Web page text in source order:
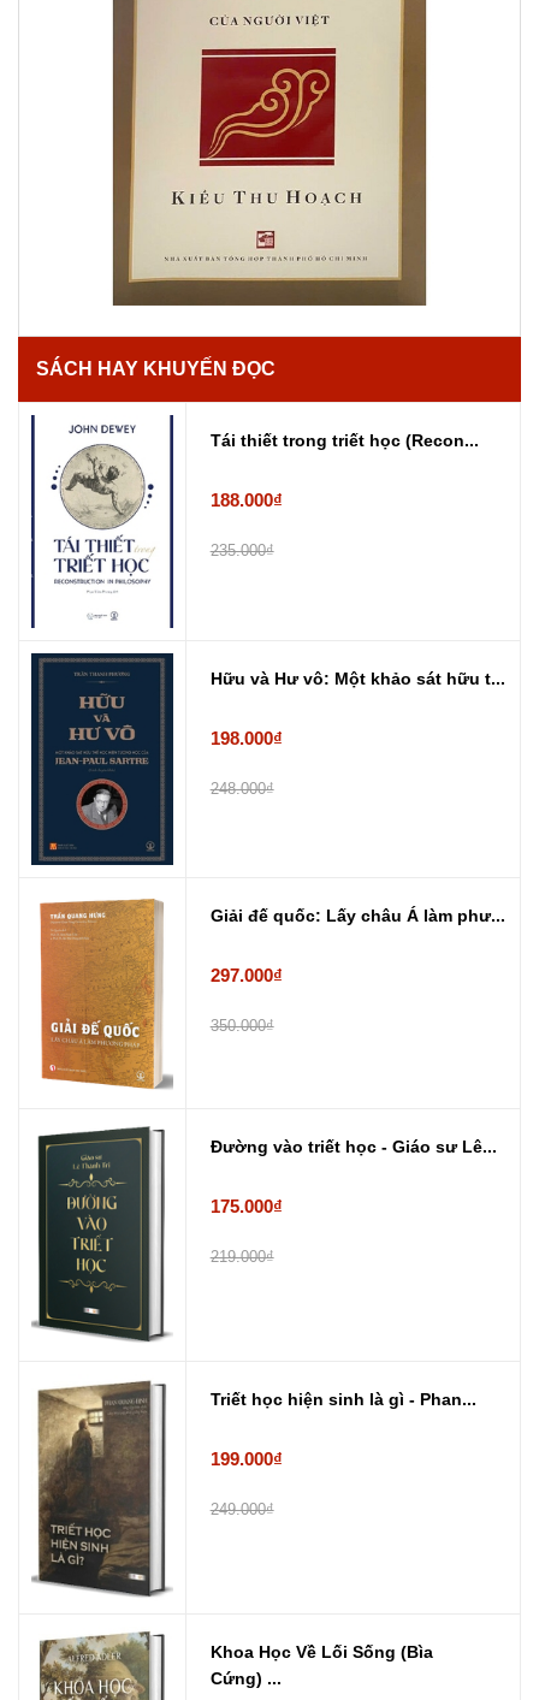
SÁCH HAY KHUYẾN ĐỌC
Tái thiết trong triết học (Recon...
188.000₫
235.000₫
Hữu và Hư vô: Một khảo sát hữu t...
198.000₫
248.000₫
Giải đế quốc: Lấy châu Á làm phư...
297.000₫
350.000₫
Đường vào triết học - Giáo sư Lê...
175.000₫
219.000₫
Triết học hiện sinh là gì - Phan...
199.000₫
249.000₫
Khoa Học Về Lối Sống (Bìa
Cứng) ...